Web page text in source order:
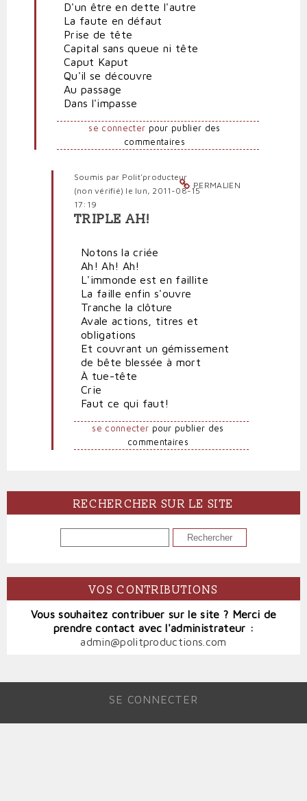
Insolvable
monde
par
Polit'producteur
(non
vérifié)
D'un être en dette l'autre
La faute en défaut
Prise de tête
Capital sans queue ni tête
Caput Kaput
Qu'il se découvre
Au passage
Dans l'impasse
se connecter pour publier des
commentaires
PERMALIEN
Soumis par Polit'producteur
(non vérifié) le lun, 2011-08-15
17:19
En
Le
sans
tête
par
Polit'producteur
(non
vérifié)
TRIPLE AH!
Notons la criée
Ah! Ah! Ah!
L'immonde est en faillite
La faille enfin s'ouvre
Tranche la clôture
Avale actions, titres et
obligations
Et couvrant un gémissement
de bête blessée à mort
À tue-tête
Crie
Faut ce qui faut!
se connecter pour publier des
commentaires
RECHERCHER SUR LE SITE
VOS CONTRIBUTIONS
Vous souhaitez contribuer sur le site ? Merci de
prendre contact avec l'administrateur :
admin@politproductions.com
SE CONNECTER